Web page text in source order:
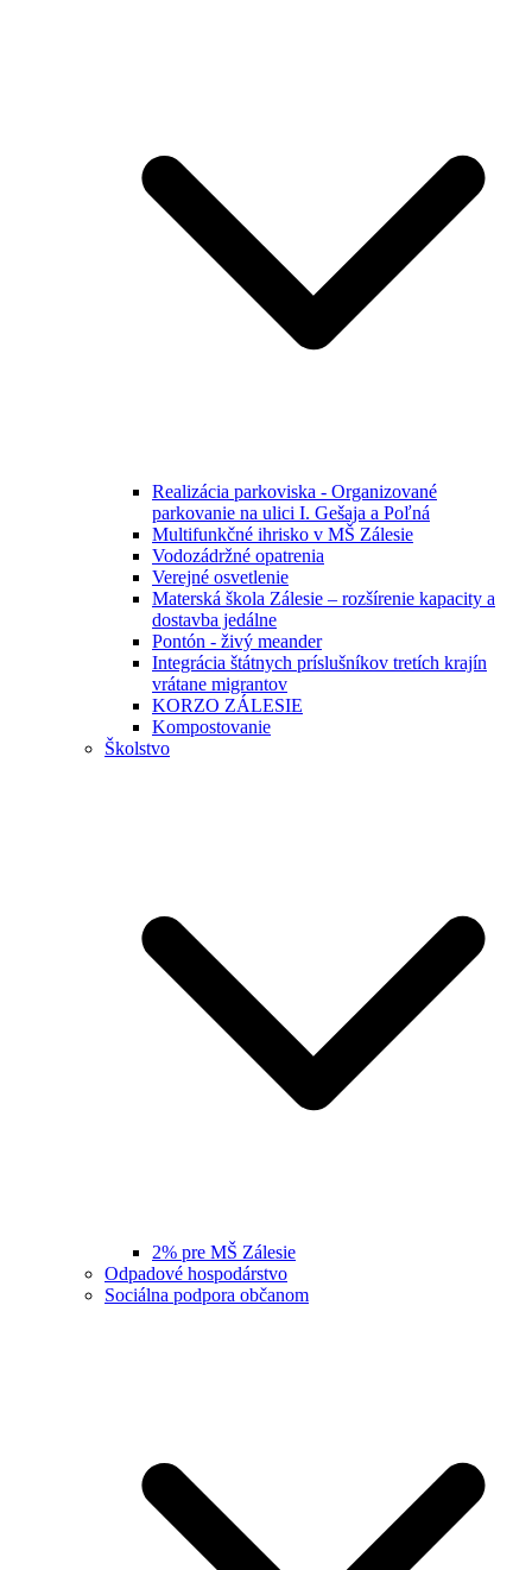
Realizácia parkoviska - Organizované
parkovanie na ulici I. Gešaja a Poľná
Multifunkčné ihrisko v MŠ Zálesie
Vodozádržné opatrenia
Verejné osvetlenie
Materská škola Zálesie – rozšírenie kapacity a
dostavba jedálne
Pontón - živý meander
Integrácia štátnych príslušníkov tretích krajín
vrátane migrantov
KORZO ZÁLESIE
Kompostovanie
Školstvo
2% pre MŠ Zálesie
Odpadové hospodárstvo
Sociálna podpora občanom